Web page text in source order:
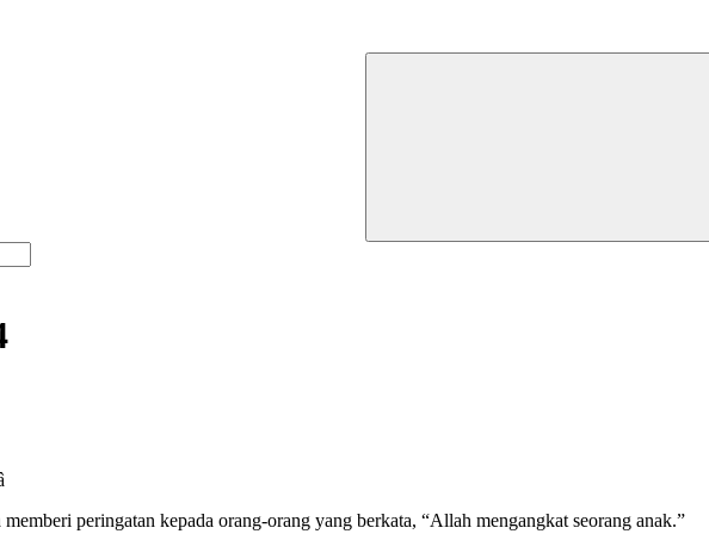
peringatan kepada orang-orang yang berkata, “Allah mengangkat seorang anak.”